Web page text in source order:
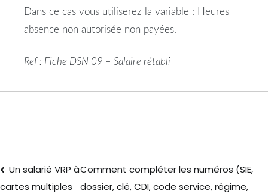
Dans ce cas vous utiliserez la variable : Heures
absence non autorisée non payées.
Ref : Fiche DSN 09 – Salaire rétabli
Un salarié VRP à
cartes multiples
Comment compléter les numéros (SIE,
dossier, clé, CDI, code service, régime,